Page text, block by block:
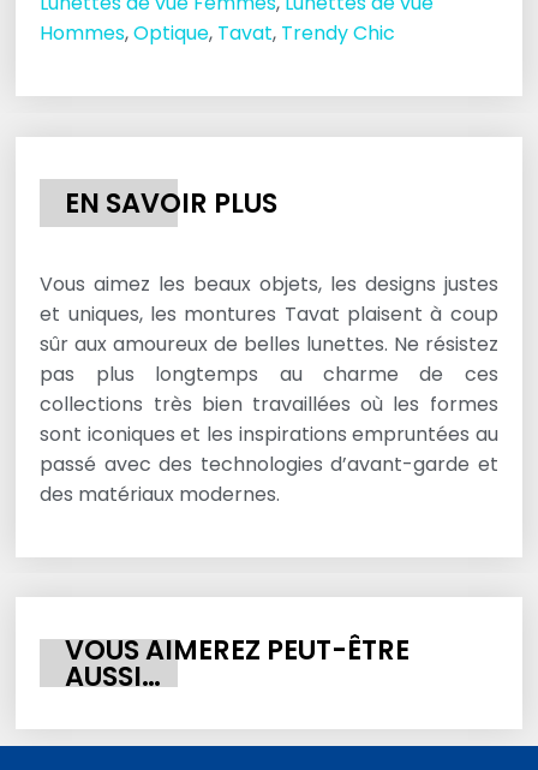
Hommes,Optique, Tavat, Trendy Chic
EN SAVOIR PLUS
Vous aimez les beaux objets, les designs justes
et uniques, les montures Tavat plaisent à coup
sûr aux amoureux de belles lunettes. Ne résistez
pas plus longtemps au charme de ces
collections très bien travaillées où les formes
sont iconiques et les inspirations empruntées au
passé avec des technologies d’avant-garde et
des matériaux modernes.
VOUS AIMEREZ PEUT-ÊTRE
AUSSI…